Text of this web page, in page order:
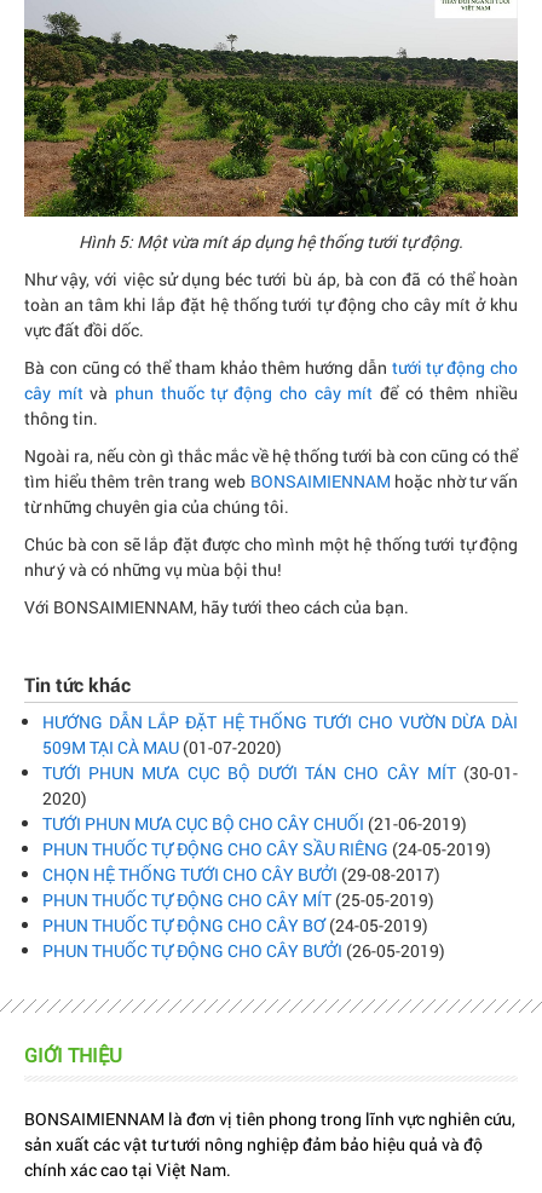
Hình 5: Một vừa mít áp dụng hệ thống tưới tự động.
Như vậy, với việc sử dụng béc tưới bù áp, bà con đã có thể hoàn
toàn an tâm khi lắp đặt hệ thống tưới tự động cho cây mít ở khu
vực đất đồi dốc.
Bà con cũng có thể tham khảo thêm hướng dẫn tưới tự động cho
cây mít và phun thuốc tự động cho cây mít để có thêm nhiều
thông tin.
Ngoài ra, nếu còn gì thắc mắc về hệ thống tưới bà con cũng có thể
tìm hiểu thêm trên trang web BONSAIMIENNAM hoặc nhờ tư vấn
từ những chuyên gia của chúng tôi.
Chúc bà con sẽ lắp đặt được cho mình một hệ thống tưới tự động
như ý và có những vụ mùa bội thu!
Với BONSAIMIENNAM, hãy tưới theo cách của bạn.
Tin tức khác
HƯỚNG DẪN LẮP ĐẶT HỆ THỐNG TƯỚI CHO VƯỜN DỪA DÀI
509M TẠI CÀ MAU (01-07-2020)
TƯỚI PHUN MƯA CỤC BỘ DƯỚI TÁN CHO CÂY MÍT(30-01-
2020)
TƯỚI PHUN MƯA CỤC BỘ CHO CÂY CHUỐI (21-06-2019)
PHUN THUỐC TỰ ĐỘNG CHO CÂY SẦU RIÊNG (24-05-2019)
CHỌN HỆ THỐNG TƯỚI CHO CÂY BƯỞI (29-08-2017)
PHUN THUỐC TỰ ĐỘNG CHO CÂY MÍT (25-05-2019)
PHUN THUỐC TỰ ĐỘNG CHO CÂY BƠ(24-05-2019)
PHUN THUỐC TỰ ĐỘNG CHO CÂY BƯỞI (26-05-2019)
GIỚI THIỆU
BONSAIMIENNAM là đơn vị tiên phong trong lĩnh vực nghiên cứu,
sản xuất các vật tư tưới nông nghiệp đảm bảo hiệu quả và độ
chính xác cao tại Việt Nam.